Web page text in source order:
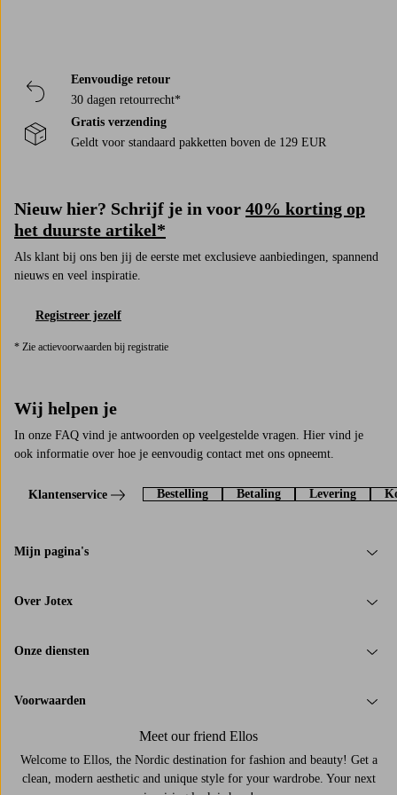
Eenvoudige retour
30 dagen retourrecht*
Gratis verzending
Geldt voor standaard pakketten boven de 129 EUR
Nieuw hier? Schrijf je in voor 40% korting op
het duurste artikel*
Als klant bij ons ben jij de eerste met exclusieve aanbiedingen, spannend
nieuws en veel inspiratie.
Registreer jezelf
* Zie actievoorwaarden bij registratie
Wij helpen je
In onze FAQ vind je antwoorden op veelgestelde vragen. Hier vind je
ook informatie over hoe je eenvoudig contact met ons opneemt.
Klantenservice Bestelling Betaling Levering
Mijn pagina's
Over Jotex
Onze diensten
Voorwaarden
Meet our friend Ellos
Welcome to Ellos, the Nordic destination for fashion and beauty! Get a
clean, modern aesthetic and unique style for your wardrobe. Your next